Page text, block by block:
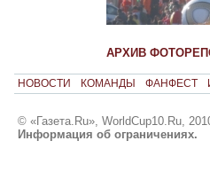
АРХИВ
НОВОСТИ КОМАНДЫ ФАНФЕСТ
© «Газета.Ru», WorldCup10.Ru,
Информация об ограничениях.